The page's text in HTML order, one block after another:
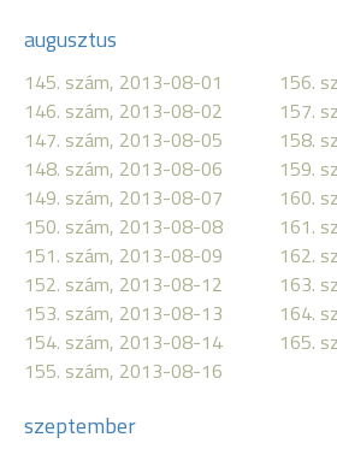
augusztus
145. szám, 2013-08-01
146. szám, 2013-08-02
147. szám, 2013-08-05
148. szám, 2013-08-06
149. szám, 2013-08-07
150. szám, 2013-08-08
151. szám, 2013-08-09
152. szám, 2013-08-12
153. szám, 2013-08-13
154. szám, 2013-08-14
155. szám, 2013-08-16
156.
157.
158.
159.
160.
161.
162.
163.
164.
165.
szeptember